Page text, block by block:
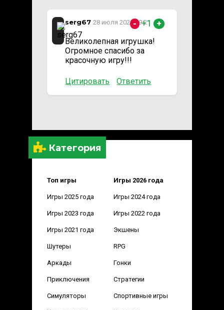
Категория
Топ игры Игры 2026 года
Игры 2025 года Игры 2024 года
Игры 2023 года Игры 2022 года
Игры 2021 года Экшены
Шутеры RPG
Аркады Гонки
Приключения Стратегии
Симуляторы Спортивные игры
serg67 28 июля 2021 09:21
Великолепная игрушка!
Огромное спасибо за
красочную игру!!!
Цитировать Ответить
- +1 +